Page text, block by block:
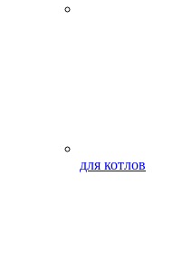
для котлов